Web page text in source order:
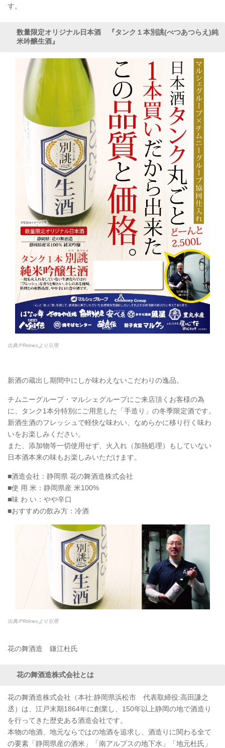
す。
数量限定オリジナル日本酒 『タンク１本別誂(べつあつらえ)純
米吟醸生酒』
出典:PRtimesより引用
新酒の蔵出し期間中にしか味わえないこだわりの逸品。
チムニーグループ・マルシェグループにご来店頂くお客様の為
に、タンク1本分特別にご用意した「手造り」の冬季限定酒です。
新酒生酒のフレッシュで軽快な味わい、なめらかに移り行く味わ
いをお楽しみください。
また、添加物等一切使用せず、火入れ（加熱処理）もしていない
日本酒本来の味もお楽しみいただけます。
■酒造会社：静岡県 花の舞酒造株式会社
■使 用 米：静岡県産 米100%
■味 わ い：やや辛口
■おすすめの飲み方：冷酒
出典:PRtimesより引用
花の舞酒造 鎌江杜氏
花の舞酒造株式会社とは
花の舞酒造株式会社（本社:静岡県浜松市 代表取締役:高田謙之
丞）は、江戸末期1864年に創業し、150年以上静岡の地で酒造り
を行ってきた歴史ある酒造会社です。
本物の地酒、地元ならではの地酒を追求し、酒造りに関わる全て
の要素「静岡県産の酒米」「南アルプスの地下水」「地元杜氏」